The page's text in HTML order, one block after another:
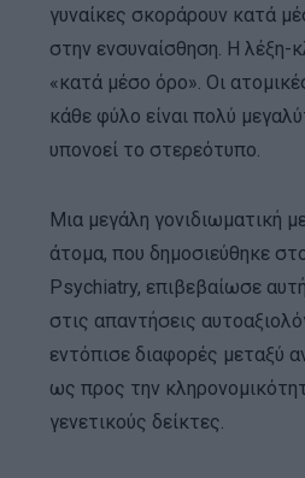
γυναίκες σκοράρουν κατά
στην ενσυναίσθηση. Η λέξη-
«κατά μέσο όρο». Οι
κάθε φύλο είναι πολύ
υπονοεί το στερεότυπο.
Μια μεγάλη γονιδιωματική
άτομα, που δημοσιεύθηκε
Psychiatry, επιβεβαίωσε
στις απαντήσεις
εντόπισε διαφορές μεταξύ
ως προς την
γενετικούς δείκτες.